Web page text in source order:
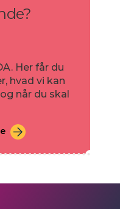
Her får du
hvad vi kan
når du skal